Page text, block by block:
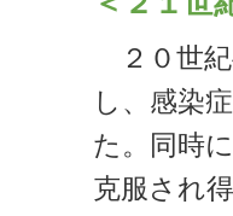
２０世紀
し、感染
た。同時
克服され